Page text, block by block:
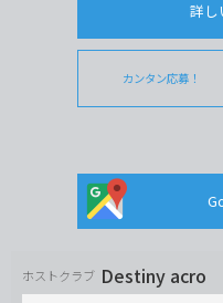
詳し
カンタン応募！
ホストクラブ Destiny acro